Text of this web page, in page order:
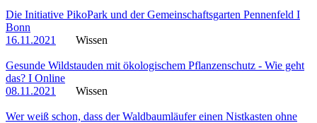
Die Initiative PikoPark und der Gemeinschaftsgarten Pennenfeld I
Bonn
16.11.2021
Wissen
Gesunde Wildstauden mit ökologischem Pflanzenschutz - Wie geht
das? I Online
08.11.2021
Wissen
Wer weiß schon, dass der Waldbaumläufer einen Nistkasten ohne